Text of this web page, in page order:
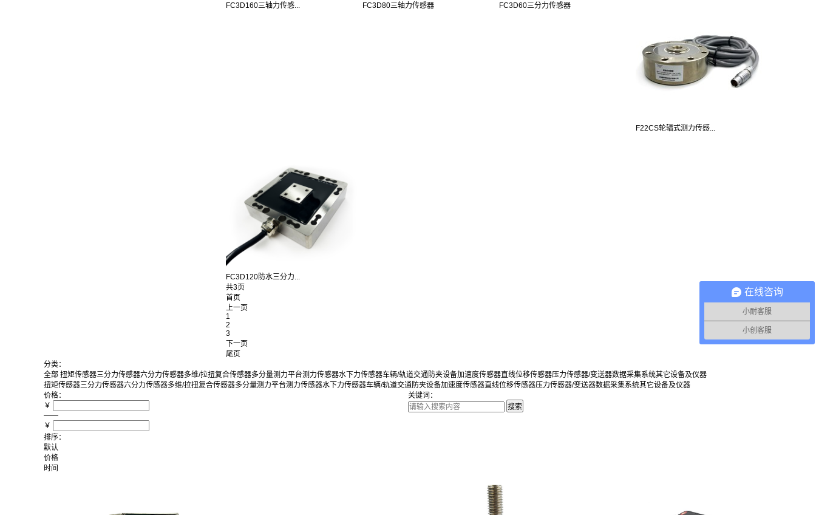
FC3D160三轴力传感... FC3D80三轴力传感器 FC3D60三分力传感器
F22CS轮辐式测力传感...
FC3D120防水三分力...
共3页
首页
上一页
1
2
3
下一页
尾页
分类：
全部 扭矩传感器三分力传感器六分力传感器多维/拉扭复合传感器多分量测力平台测力传感器水下力传感器车辆/轨道交通防夹设备加速度传感器直线位移传感器压力传感器/变送器数据采集系统其它设备及仪器
扭矩传感器三分力传感器六分力传感器多维/拉扭复合传感器多分量测力平台测力传感器水下力传感器车辆/轨道交通防夹设备加速度传感器直线位移传感器压力传感器/变送器数据采集系统其它设备及仪器
价格：
￥
——
￥
关键词：
排序：
默认
价格
时间
在线咨询
小耐客服
小创客服